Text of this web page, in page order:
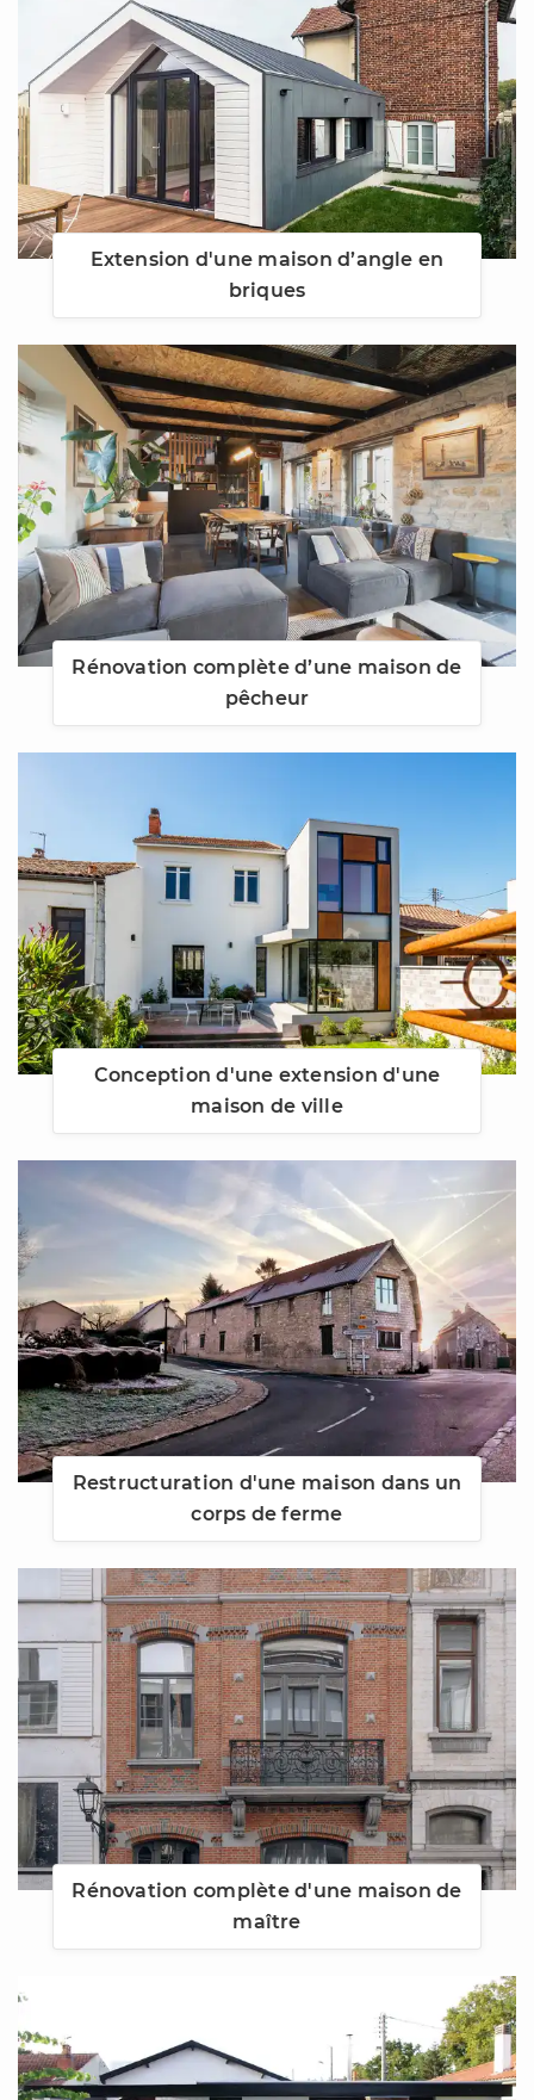
Extension d'une maison d’angle en
briques
Rénovation complète d’une maison de
pêcheur
Conception d'une extension d'une
maison de ville
Restructuration d'une maison dans un
corps de ferme
Rénovation complète d'une maison de
maître